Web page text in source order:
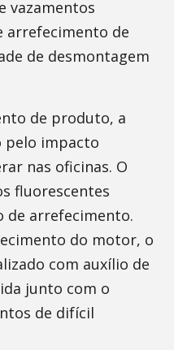
vazamentos
arrefecimento de
de desmontagem
de produto, a
pelo impacto
nas oficinas. O
fluorescentes
de arrefecimento.
do motor, o
com auxílio de
junto com o
de difícil